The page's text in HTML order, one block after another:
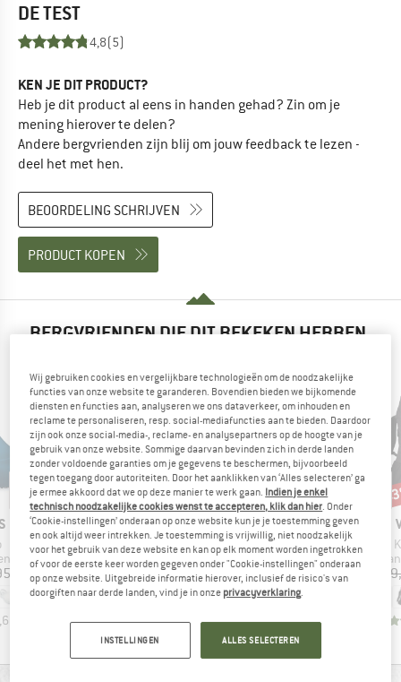
DE TEST
4,8(5)
KEN JE DIT PRODUCT?
Heb je dit product al eens in handen gehad? Zin om je
mening hierover te delen?
Andere bergvrienden zijn blij om jouw feedback te lezen -
deel het met hen.
BEOORDELING SCHRIJVEN
PRODUCT KOPEN
BERGVRIENDEN DIE DIT BEKEKEN HEBBEN,
MERK
PATAGONIA
Artikel
Terravia Pack 28
Productgroep
Wandelrugzak
Prijs
€ 149,95
3,0(1)
MERK
MOUNTAIN EQUIPMENT
Artikel
Makalu Jacket
Productgroep
Regenjas
Prijs
€ 399,95Verlaagde prijs
€ 299,96
4,3(4)
Korting
-25%
€
-
Wij gebruiken cookies en vergelijkbare technologieën om de noodzakelijke
functies van onze website te garanderen. Bovendien bieden we bijkomende
diensten en functies aan, analyseren we ons dataverkeer, om inhouden en
reclame te personaliseren, resp. social-mediafuncties aan te bieden. Daardoor
zijn ook onze social-media-, reclame- en analysepartners op de hoogte van je
gebruik van onze website. Sommige daarvan bevinden zich in derde landen
zonder voldoende garanties om je gegevens te beschermen, bijvoorbeeld
tegen toegang door autoriteiten. Door het aanklikken van ‘Alles selecteren’ ga
je ermee akkoord dat we op deze manier te werk gaan. Indien je enkel
technisch noodzakelijke cookies wenst te accepteren, klik dan hier . Onder
‘Cookie-instellingen’ onderaan op onze website kun je je toestemming geven
en ook altijd weer intrekken. Je toestemming is vrijwillig, niet noodzakelijk
voor het gebruik van deze website en kan op elk moment worden ingetrokken
of voor de eerste keer worden gegeven onder "Cookie-instellingen" onderaan
op onze website. Uitgebreide informatie hierover, inclusief de risico's van
doorgiften naar derde landen, vind je in onze privacyverklaring
INSTELLINGEN ALLES SELECTEREN